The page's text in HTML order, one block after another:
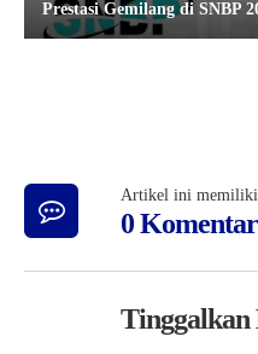
Prestasi Gemilang di SNBP
Artikel ini memiliki
0 Komentar